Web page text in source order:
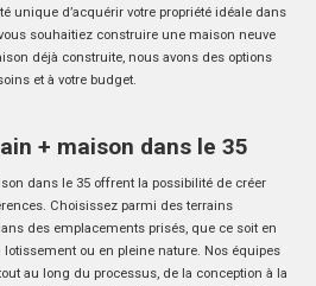
unique d’acquérir votre propriété idéale dans
souhaitiez construire une maison neuve
déjà construite, nous avons des options
et à votre budget.
+ maison dans le 35
dans le 35 offrent la possibilité de créer
Choisissez parmi des terrains
des emplacements prisés, que ce soit en
ou en pleine nature. Nos équipes
au long du processus, de la conception à la